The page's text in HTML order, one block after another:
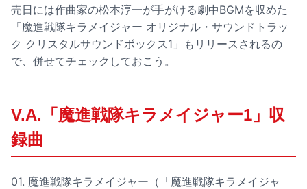
売日には作曲家の松本淳一が手がける劇中BGMを収めた
「魔進戦隊キラメイジャー オリジナル・サウンドトラッ
ク クリスタルサウンドボックス1」もリリースされるの
で、併せてチェックしておこう。
V.A.「魔進戦隊キラメイジャー1」収
録曲
01. 魔進戦隊キラメイジャー（「魔進戦隊キラメイジャ